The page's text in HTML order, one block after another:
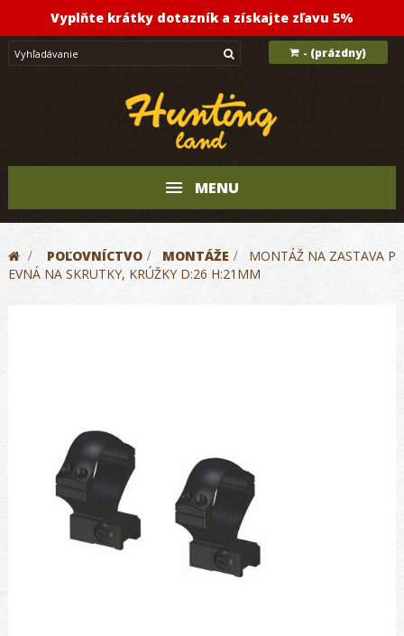
Vyplňte krátky dotazník a získajte zľavu 5%
- (prázdny)
MENU
> POĽOVNÍCTVO > MONTÁŽE >
MONTÁŽ NA ZASTAVA P
EVNÁ NA SKRUTKY, KRÚŽKY D:26 H:21MM